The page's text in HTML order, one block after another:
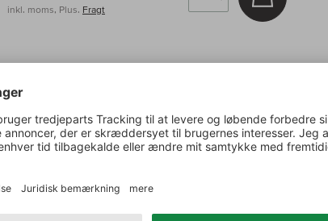
inkl. moms, Plus. Fragt
1
1 af 1Sider